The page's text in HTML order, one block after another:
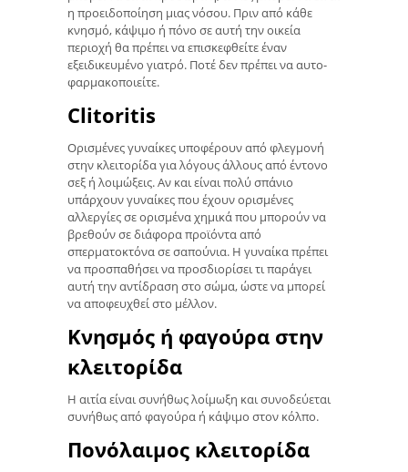
η προειδοποίηση μιας νόσου. Πριν από κάθε
κνησμό, κάψιμο ή πόνο σε αυτή την οικεία
περιοχή θα πρέπει να επισκεφθείτε έναν
εξειδικευμένο γιατρό. Ποτέ δεν πρέπει να αυτο-
φαρμακοποιείτε.
Clitoritis
Ορισμένες γυναίκες υποφέρουν από φλεγμονή
στην κλειτορίδα για λόγους άλλους από έντονο
σεξ ή λοιμώξεις. Αν και είναι πολύ σπάνιο
υπάρχουν γυναίκες που έχουν ορισμένες
αλλεργίες σε ορισμένα χημικά που μπορούν να
βρεθούν σε διάφορα προϊόντα από
σπερματοκτόνα σε σαπούνια. Η γυναίκα πρέπει
να προσπαθήσει να προσδιορίσει τι παράγει
αυτή την αντίδραση στο σώμα, ώστε να μπορεί
να αποφευχθεί στο μέλλον.
Κνησμός ή φαγούρα στην
κλειτορίδα
Η αιτία είναι συνήθως λοίμωξη και συνοδεύεται
συνήθως από φαγούρα ή κάψιμο στον κόλπο.
Πονόλαιμος κλειτορίδα